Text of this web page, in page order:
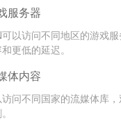
服务器
以访问不同地区的游戏
更低的延迟。
体内容
问不同国家的流媒体库